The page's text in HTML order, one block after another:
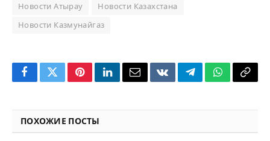
Новости Атырау Новости Казахстана
Новости Казмунайгаз
FacebookTwitterPinterestLinkedInEmailVKontakteTelegramWhatsApp
Copy
ПОХОЖИЕ ПОСТЫ